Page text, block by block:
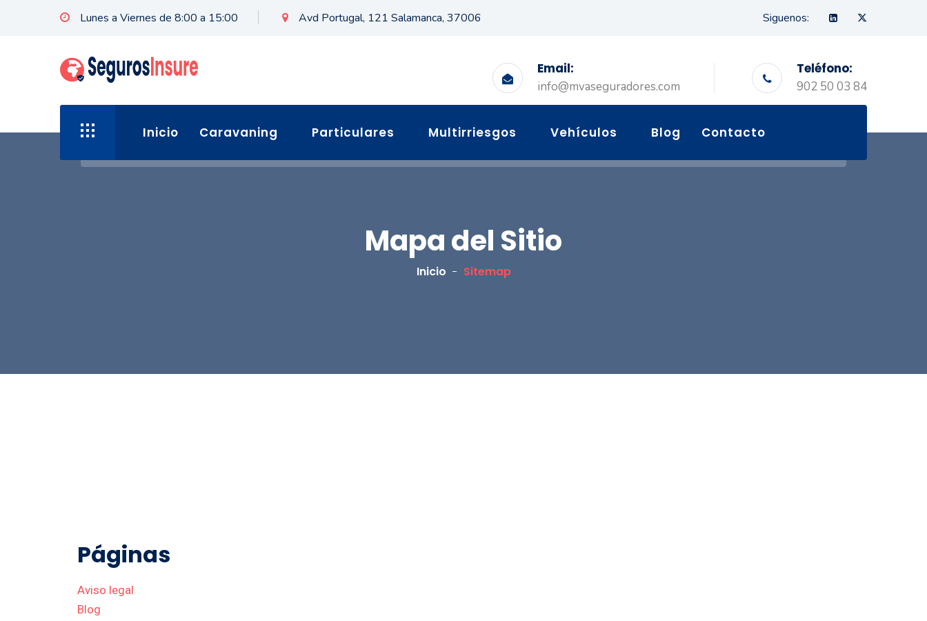
Lunes a Viernes de 8:00 a 15:00 Avd Portugal, 121 Salamanca, 37006 Siguenos:
Email:
info@mvaseguradores.com
Teléfono:
902 50 03 84
Inicio Caravaning Particulares Multirriesgos Vehículos Blog Contacto
Mapa del Sitio
Inicio Sitemap
Páginas
Aviso legal
Blog